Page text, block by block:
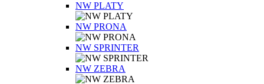
NW PLATY
NW PRONA
NW SPRINTER
NW ZEBRA